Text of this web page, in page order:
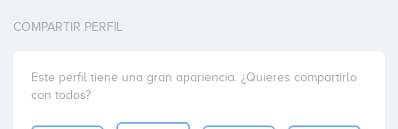
COMPARTIR PERFIL
Este perfil tiene una gran apariencia. ¿Quieres compartirlo
con todos?